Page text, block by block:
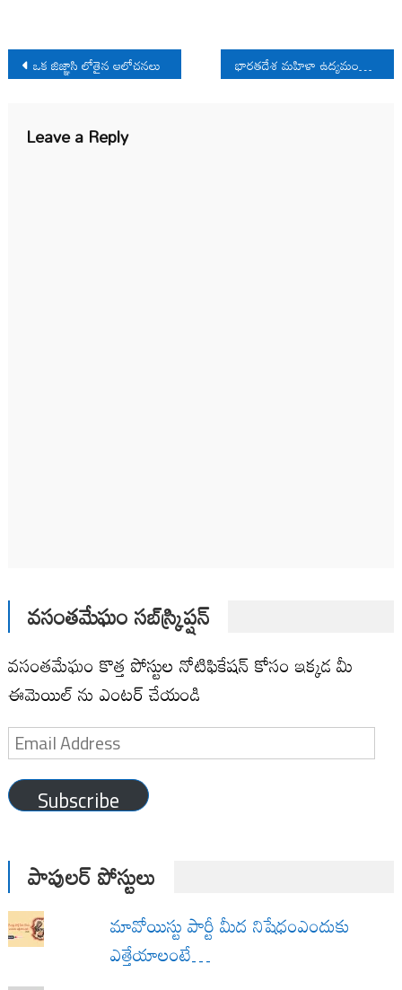
Post
navigation
ఒక జిజ్ఞాసి లోతైన ఆలోచనలు భారతదేశ మహిళా ఉద్యమంపై బి. అనూరాధ ఇంటర్వ్యూ
Leave a Reply
వసంతమేఘం సబ్‌స్క్రిప్షన్
వసంతమేఘం కొత్త పోస్టుల నోటిఫికేషన్ కోసం ఇక్కడ మీ
ఈమెయిల్ ను ఎంటర్ చేయండి
Email
Address
Subscribe
పాపులర్ పోస్టులు
మావోయిస్టు పార్టీ మీద నిషేధంఎందుకు
ఎత్తేయాలంటే…